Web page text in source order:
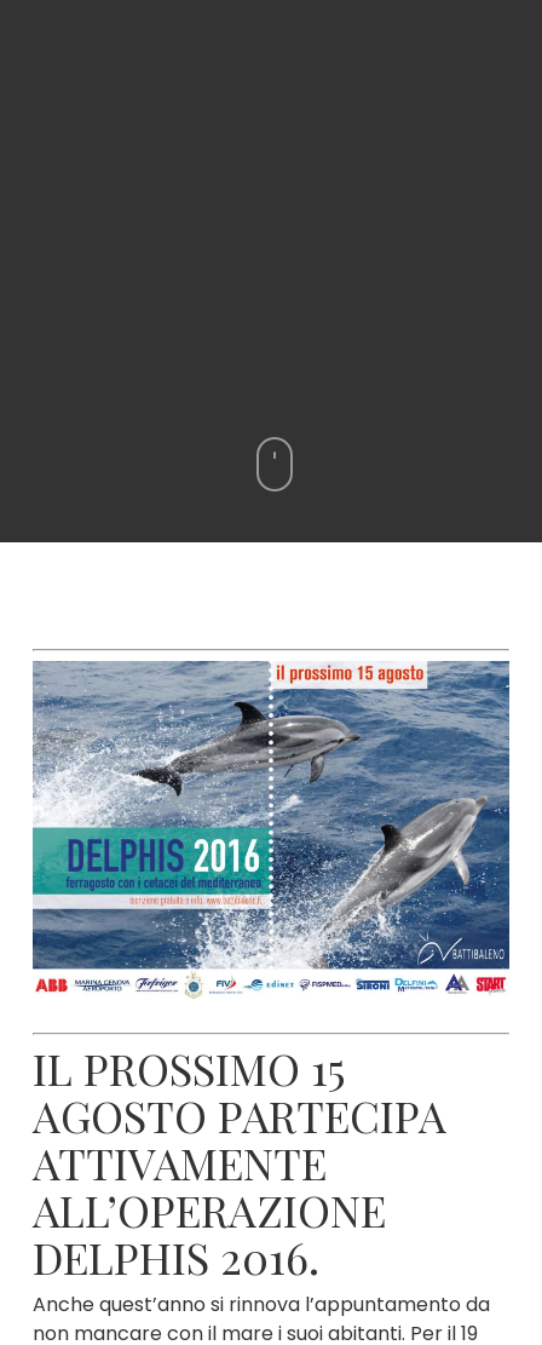
IL PROSSIMO 15
AGOSTO PARTECIPA
ATTIVAMENTE
ALL’OPERAZIONE
DELPHIS 2016.
Anche quest’anno si rinnova l’appuntamento da
non mancare con il mare i suoi abitanti. Per il 19